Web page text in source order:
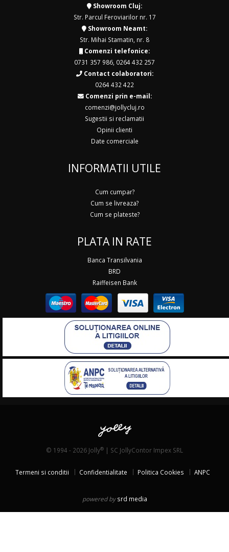
Showroom Cluj:
Str. Parcul Feroviarilor nr. 17
Showroom Neamt:
Str. Mihai Stamatin, nr. 8
Comenzi telefonice:
0731 357 986 0264 432 257
Contact colaboratori:
0264 432 422
Comenzi prin e-mail:
comenzi@jollycluj.ro
Sugestii si reclamatii
Opinii clienti
Date comerciale
INFORMATII UTILE
Cum cumpar?
Cum se livreaza?
Cum se plateste?
PLATA IN RATE
Banca Transilvania
BRD
Raiffeisen Bank
© 1994 - 2026 Jolly® | SC JollyContor Impex SRL
Termeni si conditii Confidentialitate Politica Cookies ANPC
powered by srd media